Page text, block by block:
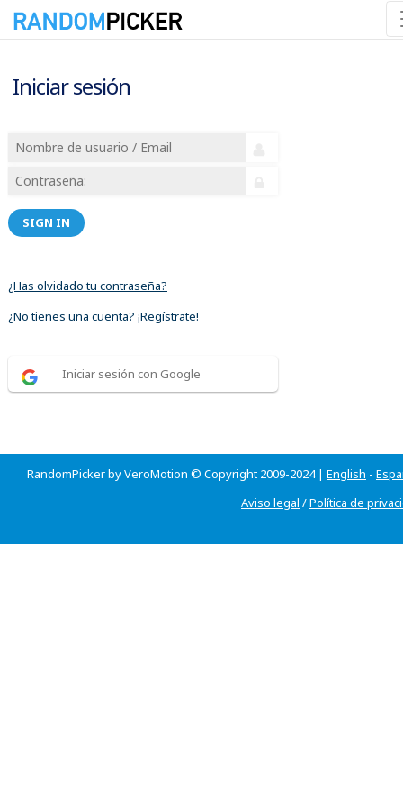
Iniciar sesión
SIGN IN
¿Has olvidado tu contraseña?
¿No tienes una cuenta? ¡Regístrate!
Iniciar sesión con Google
RandomPicker by VeroMotion © Copyright 2009-2024 | English -
Aviso legal /Política de